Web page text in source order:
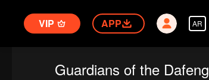
AR
APP
VIP
Guardians of the Dafeng